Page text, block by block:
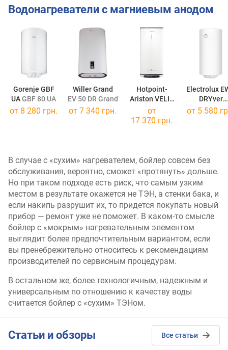
Водонагреватели с магниевым анодом
Gorenje GBF
UAGBF 80 UA
Willer Grand
EV 50 DR Grand
Hotpoint-
Ariston VELIS
PRO DRY WI-FI
VLS 80
Electrolux
DRYver
50 DRYver
от 8 280 грн. от 7 340 грн.
от
17 370 грн.
от 5 580
В случае с «сухим» нагревателем, бойлер совсем без
обслуживания, вероятно, сможет «протянуть» дольше.
Но при таком подходе есть риск, что самым узким
местом в результате окажется не ТЭН, а стенки бака, и
если накипь разрушит их, то придется покупать новый
прибор — ремонт уже не поможет. В каком-то смысле
бойлер с «мокрым» нагревательным элементом
выглядит более предпочтительным вариантом, если
вы пренебрежительно относитесь к рекомендациям
производителей по сервисным процедурам.
В остальном же, более технологичным, надежным и
универсальным по отношению к качеству воды
считается бойлер с «сухим» ТЭНом.
Cтатьи и обзоры Все статьи